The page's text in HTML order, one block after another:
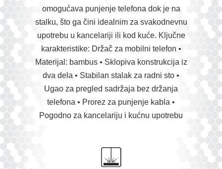
omogućava punjenje telefona dok je na
stalku, što ga čini idealnim za svakodnevnu
upotrebu u kancelariji ili kod kuće. Ključne
karakteristike: Držač za mobilni telefon •
Materijal: bambus • Sklopiva konstrukcija iz
dva dela • Stabilan stalak za radni sto •
Ugao za pregled sadržaja bez držanja
telefona • Prorez za punjenje kabla •
Pogodno za kancelariju i kućnu upotrebu